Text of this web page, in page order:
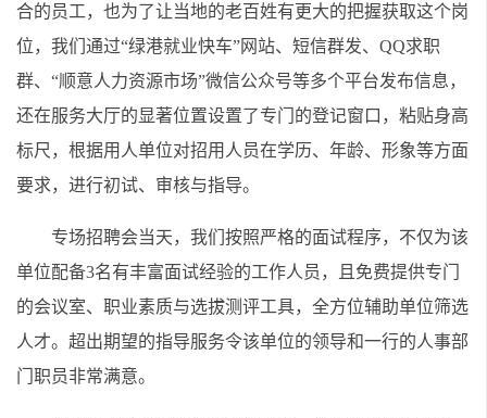
合的员工，也为了让当地的老百姓有更大的把握获取这个岗
位，我们通过“绿港就业快车”网站、短信群发、QQ求职
群、“顺意人力资源市场”微信公众号等多个平台发布信息，
还在服务大厅的显著位置设置了专门的登记窗口，粘贴身高
标尺，根据用人单位对招用人员在学历、年龄、形象等方面
要求，进行初试、审核与指导。
专场招聘会当天，我们按照严格的面试程序，不仅为该
单位配备3名有丰富面试经验的工作人员，且免费提供专门
的会议室、职业素质与选拔测评工具，全方位辅助单位筛选
人才。超出期望的指导服务令该单位的领导和一行的人事部
门职员非常满意。